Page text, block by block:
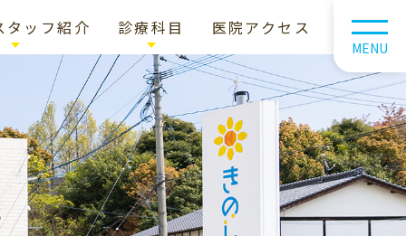
タッフ紹介
フ紹介
インタビュー
診療科目
予防メニュー
定期健診
歯のクリーニングとPMTC
予防治療と生活習慣の指導
口臭改善
医院アクセス
MENU